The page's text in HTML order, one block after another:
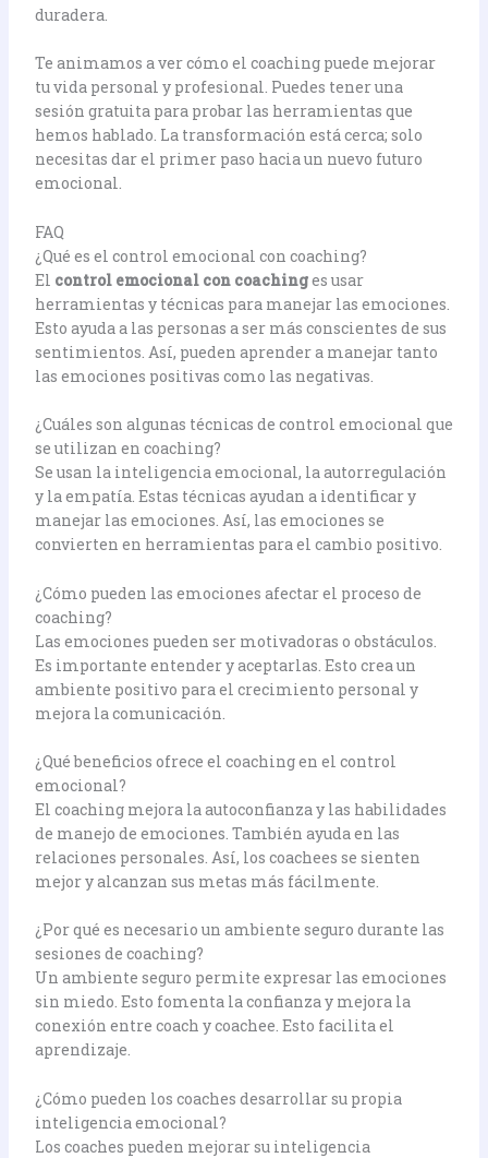
duradera.
Te animamos a ver cómo el coaching puede mejorar
tu vida personal y profesional. Puedes tener una
sesión gratuita para probar las herramientas que
hemos hablado. La transformación está cerca; solo
necesitas dar el primer paso hacia un nuevo futuro
emocional.
FAQ
¿Qué es el control emocional con coaching?
El control emocional con coachinges usar
herramientas y técnicas para manejar las emociones.
Esto ayuda a las personas a ser más conscientes de sus
sentimientos. Así, pueden aprender a manejar tanto
las emociones positivas como las negativas.
¿Cuáles son algunas técnicas de control emocional que
se utilizan en coaching?
Se usan la inteligencia emocional, la autorregulación
y la empatía. Estas técnicas ayudan a identificar y
manejar las emociones. Así, las emociones se
convierten en herramientas para el cambio positivo.
¿Cómo pueden las emociones afectar el proceso de
coaching?
Las emociones pueden ser motivadoras o obstáculos.
Es importante entender y aceptarlas. Esto crea un
ambiente positivo para el crecimiento personal y
mejora la comunicación.
¿Qué beneficios ofrece el coaching en el control
emocional?
El coaching mejora la autoconfianza y las habilidades
de manejo de emociones. También ayuda en las
relaciones personales. Así, los coachees se sienten
mejor y alcanzan sus metas más fácilmente.
¿Por qué es necesario un ambiente seguro durante las
sesiones de coaching?
Un ambiente seguro permite expresar las emociones
sin miedo. Esto fomenta la confianza y mejora la
conexión entre coach y coachee. Esto facilita el
aprendizaje.
¿Cómo pueden los coaches desarrollar su propia
inteligencia emocional?
Los coaches pueden mejorar su inteligencia